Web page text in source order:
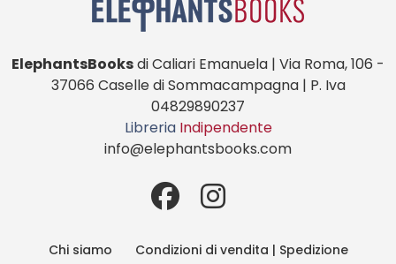
ElephantsBooksdi Caliari Emanuela | Via Roma, 106 -
37066 Caselle di Sommacampagna | P. Iva
04829890237
Libreria Indipendente
info@elephantsbooks.com
Chi siamo Condizioni di vendita | Spedizione